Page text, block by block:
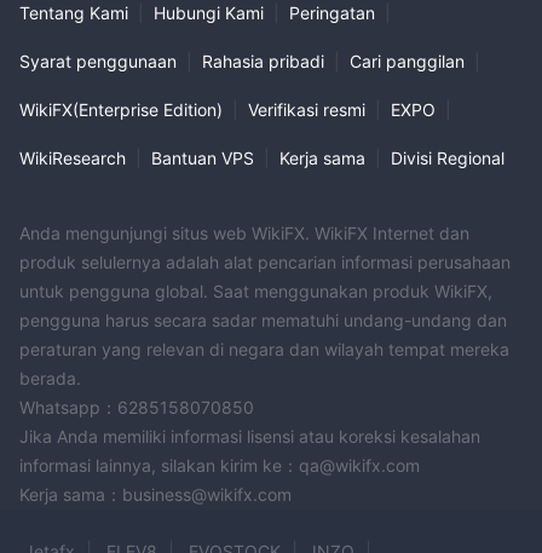
Tentang Kami Hubungi Kami Peringatan
Syarat penggunaan Rahasia pribadi Cari panggilan
WikiFX(Enterprise Edition) Verifikasi resmi EXPO
WikiResearch Bantuan VPS Kerja sama Divisi Regional
Anda mengunjungi situs web WikiFX. WikiFX Internet dan
produk selulernya adalah alat pencarian informasi perusahaan
untuk pengguna global. Saat menggunakan produk WikiFX,
pengguna harus secara sadar mematuhi undang-undang dan
peraturan yang relevan di negara dan wilayah tempat mereka
berada.
Whatsapp：6285158070850
Jika Anda memiliki informasi lisensi atau koreksi kesalahan
informasi lainnya, silakan kirim ke：qa@wikifx.com
Kerja sama：business@wikifx.com